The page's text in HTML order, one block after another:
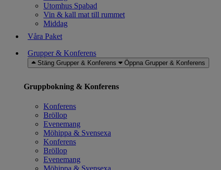
Utomhus Spabad
Vin & kall mat till rummet
Middag
Våra Paket
Grupper & Konferens
Stäng Grupper & Konferens Öppna Grupper & Konferens
Gruppbokning & Konferens
Konferens
Bröllop
Evenemang
Möhippa & Svensexa
Konferens
Bröllop
Evenemang
Möhippa & Svensexa